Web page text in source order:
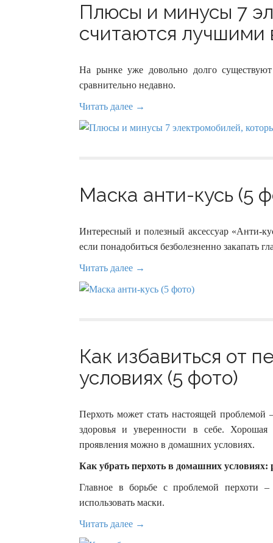
Плюсы и минусы 7
считаются лучшими
На рынке уже довольно долго
сравнительно недавно.
Читать далее →
Маска анти-кусь (5
Интересный и полезный аксессуар «Анти-
если понадобиться безболезненно закапать
Читать далее →
Как избавиться от
условиях (5 фото)
Перхоть может стать настоящей проблемой
здоровья и уверенности в себе.
проявления можно в домашних условиях.
Как убрать перхоть в домашних
Главное в борьбе с проблемой перхоти –
использовать маски.
Читать далее →